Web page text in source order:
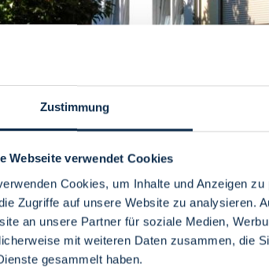
Zustimmung
Webseite verwendet Cookies
Cookies, um Inhalte und Anzeigen
Zugriffe auf unsere Website zu analysieren.
an unsere Partner für soziale Medien,
mit weiteren Daten zusammen, die
gesammelt haben.
on the border to Lower Saxony. Huchting
reminder of when the neighbourhood was just
more children under 18, living here.